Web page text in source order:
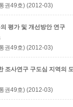
권49호) (2012-03)
평가 및 개선방안 연구
권49호) (2012-03)
조사연구 구도심 지역의
권49호) (2012-03)